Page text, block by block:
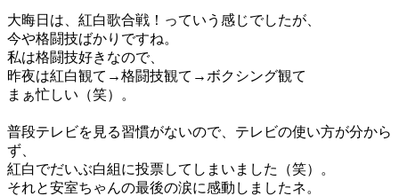
大晦日は、紅白歌合戦！っていう感じでしたが、
今や格闘技ばかりですね。
私は格闘技好きなので、
昨夜は紅白観て→格闘技観て→ボクシング観て
まぁ忙しい（笑）。
普段テレビを見る習慣がないので、テレビの使い方が分から
ず、
紅白でだいぶ白組に投票してしまいました（笑）。
それと安室ちゃんの最後の涙に感動しましたネ。